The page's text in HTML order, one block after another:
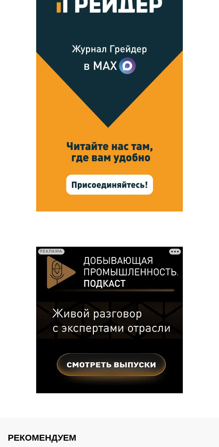
РЕКЛАМА
РЕКОМЕНДУЕМ